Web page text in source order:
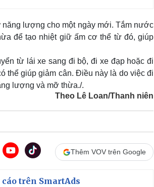
lượng cho một ngày mới. Tắm nước
để tạo nhiệt giữ ấm cơ thể từ đó, giúp
từ lái xe sang đi bộ, đi xe đạp hoặc đi
thể giúp giảm cân. Điều này là do việc đi
lượng và mỡ thừa./.
Theo Lê Loan/Thanh niên
Thêm VOV trên Google
trên SmartAds